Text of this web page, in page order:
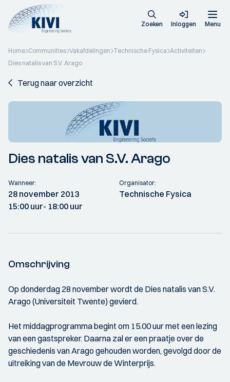
Zoeken Inloggen Menu
Home Communities Vakafdelingen Technische Fysica Activiteiten
Dies natalis van S.V. Arago
Terug naar overzicht
Dies natalis van S.V. Arago
Wanneer:
28 november 2013
15:00 uur- 18:00 uur
Organisator:
Technische Fysica
Omschrijving
Op donderdag 28 november wordt de Dies natalis van S.V.
Arago (Universiteit Twente) gevierd.
Het middagprogramma begint om 15.00 uur met een lezing
van een gastspreker. Daarna zal er een praatje over de
geschiedenis van Arago gehouden worden, gevolgd door de
uitreiking van de Mevrouw de Winterprijs.